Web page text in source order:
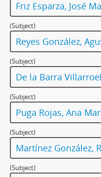
Friz Esparza, José
(Subject)
Reyes González,
(Subject)
De la Barra
(Subject)
Puga Rojas, Ana
(Subject)
Martínez González,
(Subject)